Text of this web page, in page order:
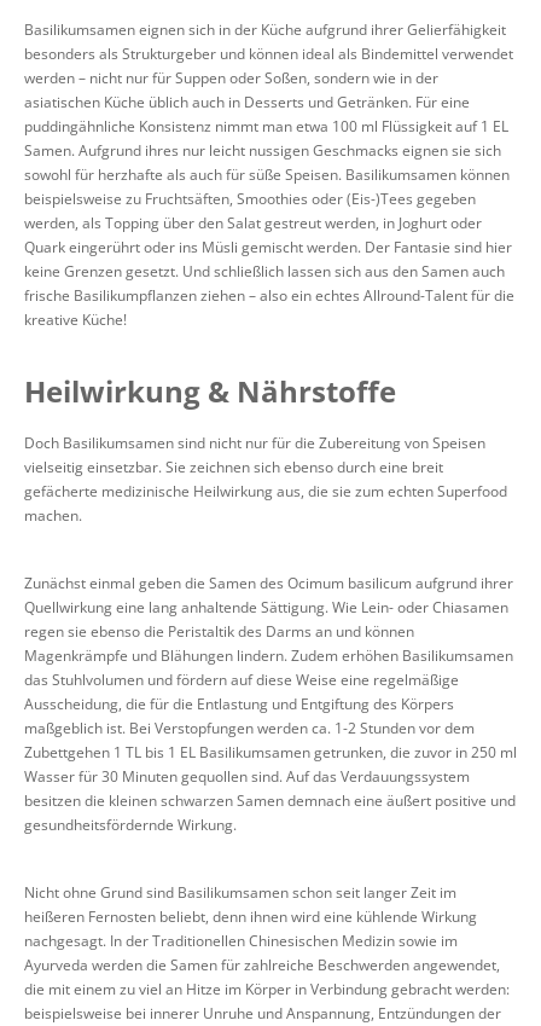
Basilikumsamen eignen sich in der Küche aufgrund ihrer Gelierfähigkeit
besonders als Strukturgeber und können ideal als Bindemittel verwendet
werden – nicht nur für Suppen oder Soßen, sondern wie in der
asiatischen Küche üblich auch in Desserts und Getränken. Für eine
puddingähnliche Konsistenz nimmt man etwa 100 ml Flüssigkeit auf 1 EL
Samen. Aufgrund ihres nur leicht nussigen Geschmacks eignen sie sich
sowohl für herzhafte als auch für süße Speisen. Basilikumsamen können
beispielsweise zu Fruchtsäften, Smoothies oder (Eis-)Tees gegeben
werden, als Topping über den Salat gestreut werden, in Joghurt oder
Quark eingerührt oder ins Müsli gemischt werden. Der Fantasie sind hier
keine Grenzen gesetzt. Und schließlich lassen sich aus den Samen auch
frische Basilikumpflanzen ziehen – also ein echtes Allround-Talent für die
kreative Küche!
Heilwirkung & Nährstoffe
Doch Basilikumsamen sind nicht nur für die Zubereitung von Speisen
vielseitig einsetzbar. Sie zeichnen sich ebenso durch eine breit
gefächerte medizinische Heilwirkung aus, die sie zum echten Superfood
machen.
Zunächst einmal geben die Samen des Ocimum basilicum aufgrund ihrer
Quellwirkung eine lang anhaltende Sättigung. Wie Lein- oder Chiasamen
regen sie ebenso die Peristaltik des Darms an und können
Magenkrämpfe und Blähungen lindern. Zudem erhöhen Basilikumsamen
das Stuhlvolumen und fördern auf diese Weise eine regelmäßige
Ausscheidung, die für die Entlastung und Entgiftung des Körpers
maßgeblich ist. Bei Verstopfungen werden ca. 1-2 Stunden vor dem
Zubettgehen 1 TL bis 1 EL Basilikumsamen getrunken, die zuvor in 250 ml
Wasser für 30 Minuten gequollen sind. Auf das Verdauungssystem
besitzen die kleinen schwarzen Samen demnach eine äußert positive und
gesundheitsfördernde Wirkung.
Nicht ohne Grund sind Basilikumsamen schon seit langer Zeit im
heißeren Fernosten beliebt, denn ihnen wird eine kühlende Wirkung
nachgesagt. In der Traditionellen Chinesischen Medizin sowie im
Ayurveda werden die Samen für zahlreiche Beschwerden angewendet,
die mit einem zu viel an Hitze im Körper in Verbindung gebracht werden:
beispielsweise bei innerer Unruhe und Anspannung, Entzündungen der